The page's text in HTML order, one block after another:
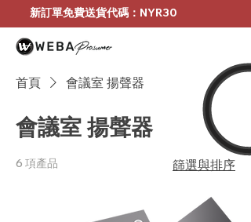
新訂單免費送貨代碼：NYR30
首頁 會議室 揚聲器
會議室 揚聲器
6 項產品 篩選與排序